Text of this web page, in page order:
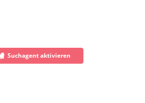
Suchagent aktivieren